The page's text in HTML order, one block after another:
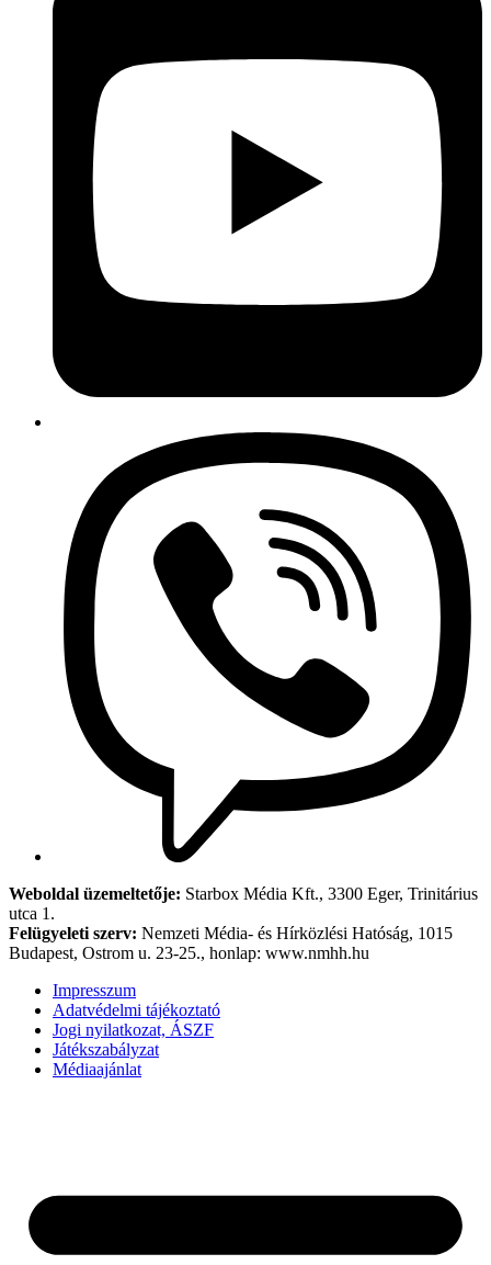
Weboldal üzemeltetője: Starbox Média Kft., 3300 Eger, Trinitárius
utca 1.
Felügyeleti szerv: Nemzeti Média- és Hírközlési Hatóság, 1015
Budapest, Ostrom u. 23-25., honlap: www.nmhh.hu
Impresszum
Adatvédelmi tájékoztató
Jogi nyilatkozat, ÁSZF
Játékszabályzat
Médiaajánlat